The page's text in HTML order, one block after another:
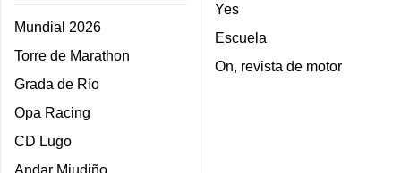
Mundial 2026
Torre de Marathon
Grada de Río
Opa Racing
CD Lugo
Andar Miudiño
Yes
Escuela
On, revista de motor